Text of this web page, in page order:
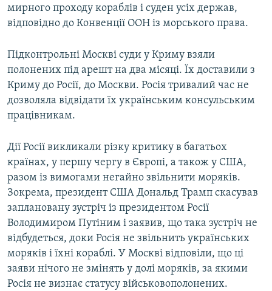
мирного проходу кораблів і суден усіх держав,
відповідно до Конвенції ООН із морського права.
Підконтрольні Москві суди у Криму взяли
полонених під арешт на два місяці. Їх доставили з
Криму до Росії, до Москви. Росія тривалий час не
дозволяла відвідати їх українським консульським
працівникам.
Дії Росії викликали різку критику в багатьох
країнах, у першу чергу в Європі, а також у США,
разом із вимогами негайно звільнити моряків.
Зокрема, президент США Дональд Трамп скасував
заплановану зустріч із президентом Росії
Володимиром Путіним і заявив, що така зустріч не
відбудеться, доки Росія не звільнить українських
моряків і їхні кораблі. У Москві відповіли, що ці
заяви нічого не змінять у долі моряків, за якими
Росія не визнає статусу військовополонених.